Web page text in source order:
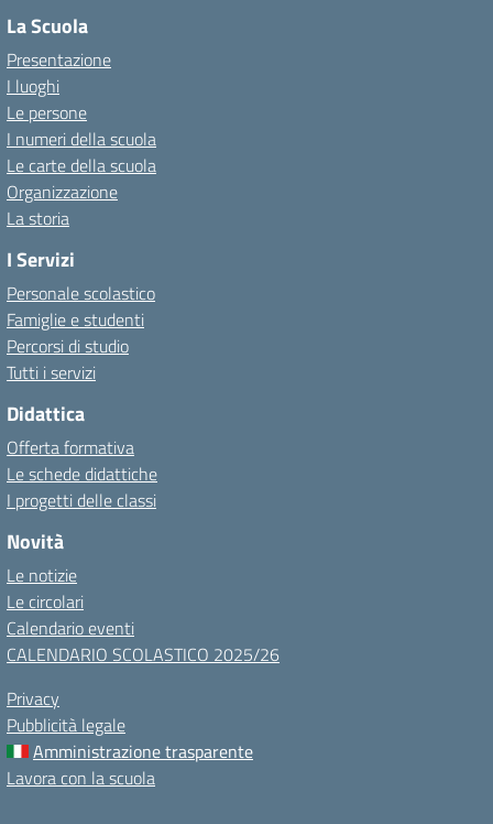
La Scuola
Presentazione
I luoghi
Le persone
I numeri della scuola
Le carte della scuola
Organizzazione
La storia
I Servizi
Personale scolastico
Famiglie e studenti
Percorsi di studio
Tutti i servizi
Didattica
Offerta formativa
Le schede didattiche
I progetti delle classi
Novità
Le notizie
Le circolari
Calendario eventi
CALENDARIO SCOLASTICO 2025/26
Privacy
Pubblicità legale
Amministrazione trasparente
Lavora con la scuola